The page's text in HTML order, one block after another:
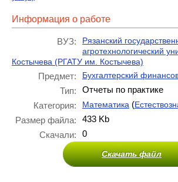
Информация о работе
ВУЗ:
Рязанский
агротехнологический
Костычева (РГАТУ им. Костычева)
Предмет: Бухгалтерский
Тип:
Отчеты по практике
Категория:
Математика (
Размер файла:
433 Kb
Скачали:
0
Скачать файл